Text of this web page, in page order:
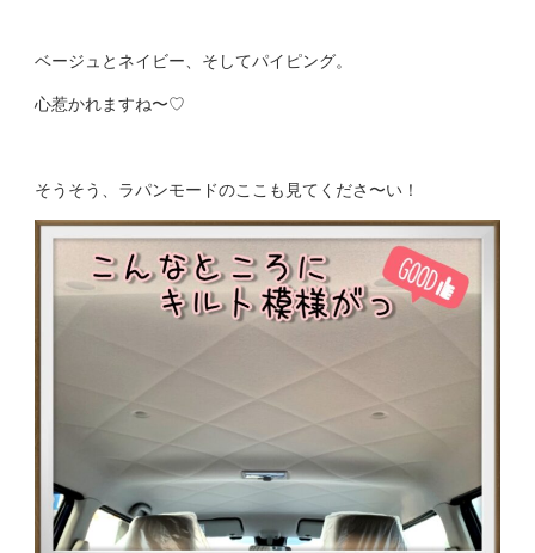
ベージュとネイビー、そしてパイピング。
心惹かれますね〜♡
そうそう、ラパンモードのここも見てくださ〜い！